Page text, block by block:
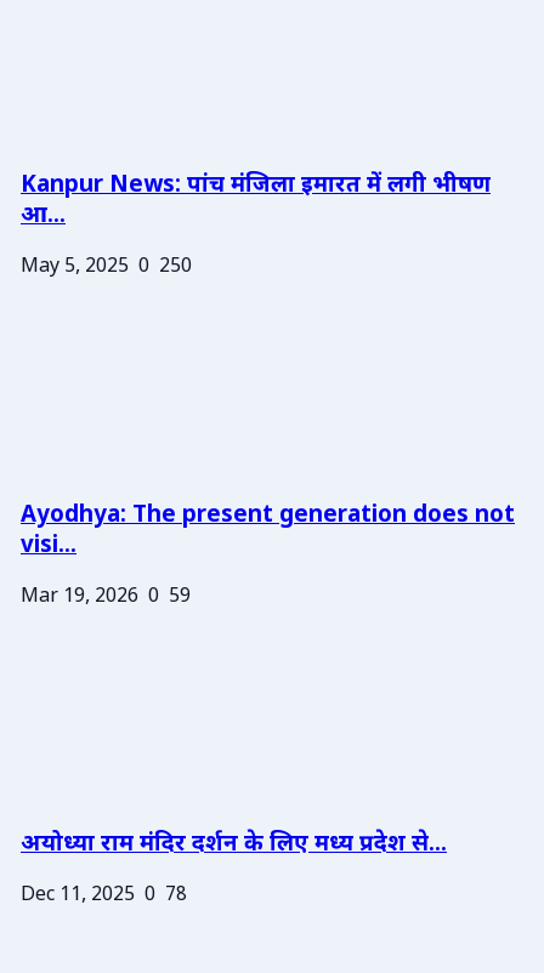
Kanpur News: पांच मंजिला इमारत में लगी भीषण
आ...
May 5, 2025 0 250
Ayodhya: The present generation does not
visi...
Mar 19, 2026 0 59
अयोध्या राम मंदिर दर्शन के लिए मध्य प्रदेश से...
Dec 11, 2025 0 78